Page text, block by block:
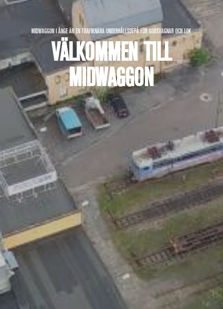
MIDWAGGON I ÅNGE ÄR EN TRAFIKNÄRA UNDERHÅLLSDEPÅ FÖR GODSVAGNAR OCH LOK
VÄLKOMMEN TILL
MIDWAGGON